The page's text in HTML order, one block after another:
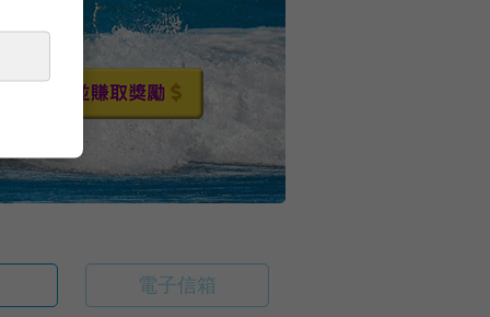
電子信箱